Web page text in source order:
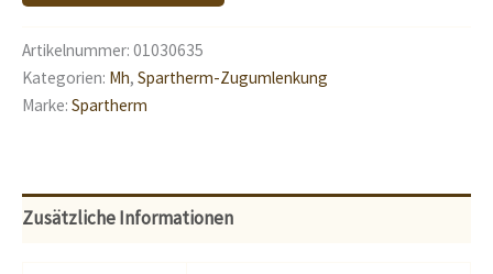
Artikelnummer: 01030635
Kategorien: Mh, Spartherm-Zugumlenkung
Marke: Spartherm
Zusätzliche Informationen